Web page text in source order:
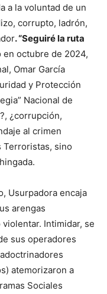
a la voluntad de un
corrupto, ladrón,
. “Seguiré la ruta
en octubre de 2024,
Omar García
y Protección
Nacional de
¿corrupción,
al crimen
Terroristas, sino
Usurpadora encaja
arengas
Intimidar, se
sus operadores
atemorizaron a
Sociales